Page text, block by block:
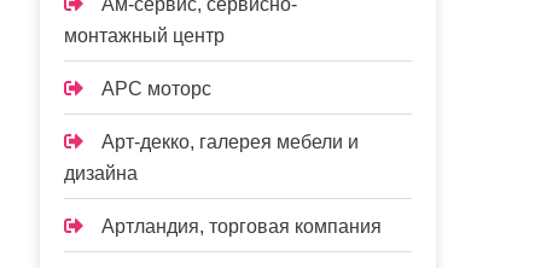
Ам-сервис, сервисно-
монтажный центр
АРС моторс
Арт-декко, галерея мебели и
дизайна
Артландия, торговая компания